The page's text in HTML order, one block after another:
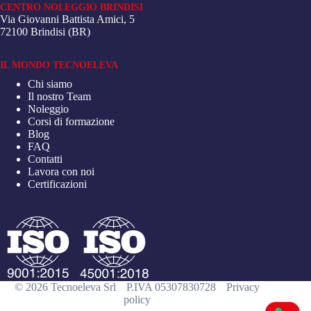
CENTRO NOLEGGIO BRINDISI
Via Giovanni Battista Amici, 5
72100 Brindisi (BR)
IL MONDO TECNOELEVA
Chi siamo
Il nostro Team
Noleggio
Corsi di formazione
Blog
FAQ
Contatti
Lavora con noi
Certificazioni
© 2026 Tecnoeleva Srl P.IVA 05307830728
Privacy
policy